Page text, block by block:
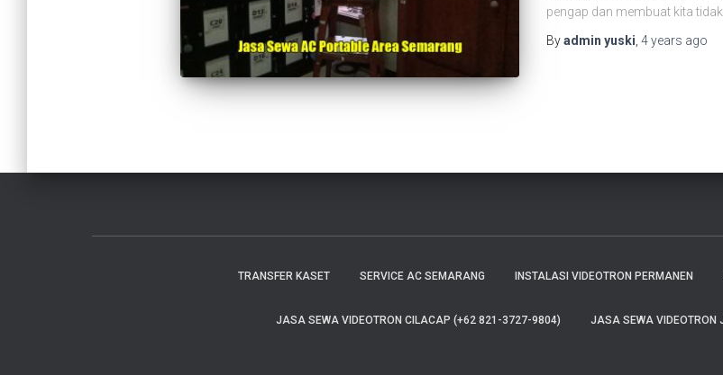
pengap dan membuat kita
Byadmin yuski 4 years ago
TRANSFER KASET SERVICE AC SEMARANG INSTALASI VIDEOTRON PERMANEN
JASA SEWA VIDEOTRON CILACAP (+62 821-3727-9804) JASA SEWA